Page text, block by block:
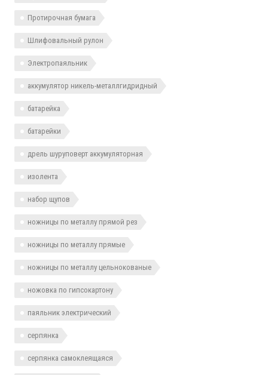
Протирочная бумага
Шлифовальный рулон
Электропаяльник
аккумулятор никель-металлгидридный
батарейка
батарейки
дрель шуруповерт аккумуляторная
изолента
набор щупов
ножницы по металлу прямой рез
ножницы по металлу прямые
ножницы по металлу цельнокованые
ножовка по гипсокартону
паяльник электрический
серпянка
серпянка самоклеящаяся